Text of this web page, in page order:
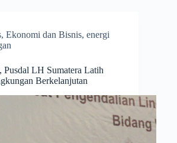
, Ekonomi dan Bisnis, energi
LH Sumatera Latih
Berkelanjutan